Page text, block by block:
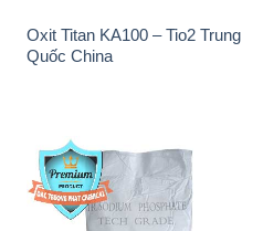
Oxit Titan KA100 – Tio2 Trung
Quốc China